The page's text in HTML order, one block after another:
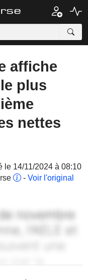
affiche
plus
nettes
le 14/11/2024 à 08:10
- Voir l'original